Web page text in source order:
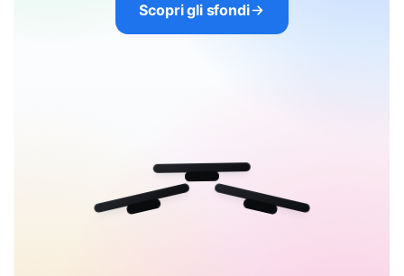
Scopri gli sfondi